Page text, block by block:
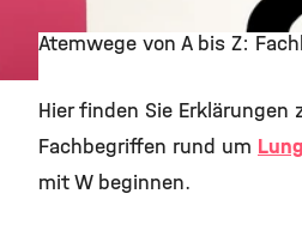
Atemwege von A bis Z:
Hier finden Sie Erklärungen
Fachbegriffen rund um
mit W beginnen.